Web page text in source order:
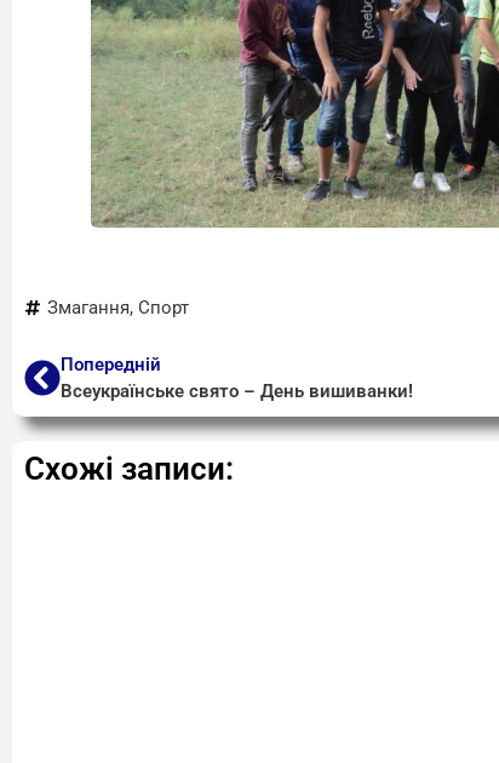
Змагання, Спорт
Попередній
Всеукраїнське свято – День вишиванки!
Схожі записи: